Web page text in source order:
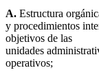
A. Estructura
y procedimientos
objetivos de las
unidades
operativos;